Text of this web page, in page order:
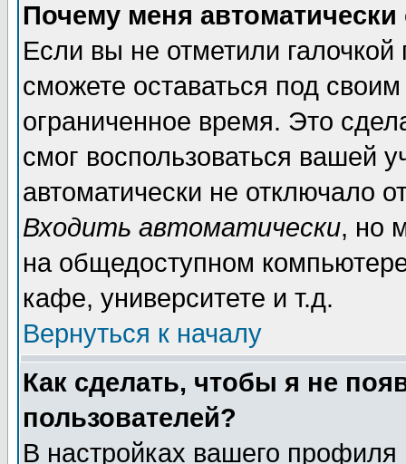
Почему меня автоматически
Если вы не отметили галочкой
сможете оставаться под
ограниченное время. Это
смог воспользоваться вашей
автоматически не отключало
Входить автоматически, но
на общедоступном
кафе, университете и т.д.
Вернуться к началу
Как сделать, чтобы я не
пользователей?
В настройках вашего